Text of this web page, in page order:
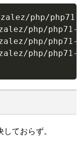
php/php71-
php/php71-
php/
ておらず。